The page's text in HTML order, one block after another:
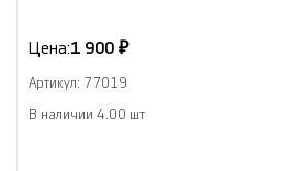
Цена:1 900 ₽
Артикул: 77019
В наличии 4.00 шт